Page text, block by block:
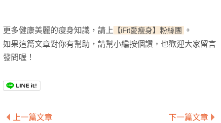
更多健康美麗的瘦身知識， 請上 【iFit愛瘦身】粉絲團
。
如果這篇文章對你有幫助，請幫小編按個讚，也歡迎大家留言
發問喔！
上一篇文章 下一篇文章